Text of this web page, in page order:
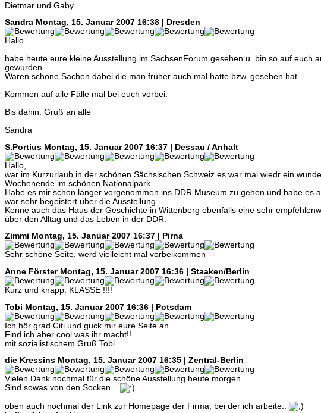
Dietmar und Gaby
Sandra Montag, 15. Januar 2007 16:38 | Dresden
Hallo
habe heute eure kleine Ausstellung im SachsenForum gesehen u. bin so auf euch
gewurden.
Waren schöne Sachen dabei die man früher auch mal hatte bzw. gesehen hat.
Kommen auf alle Fälle mal bei euch vorbei.
Bis dahin. Gruß an alle
Sandra
S.Portius Montag, 15. Januar 2007 16:37 | Dessau / Anhalt
Hallo,
war im Kurzurlaub in der schönen Sächsischen Schweiz es war mal wiedr ein
Wochenende im schönen Nationalpark.
Habe es mir schon länger vorgenommen ins DDR Museum zu gehen und habe es
war sehr begeistert über die Ausstellung.
Kenne auch das Haus der Geschichte in Wittenberg ebenfalls eine sehr
über den Alltag und das Leben in der DDR.
Zimmi Montag, 15. Januar 2007 16:37 | Pirna
Sehr schöne Seite, werd vielleicht mal vorbeikommen
Anne Förster Montag, 15. Januar 2007 16:36 | Staaken/Berlin
Kurz und knapp: KLASSE !!!!
Tobi Montag, 15. Januar 2007 16:36 | Potsdam
Ich hör grad Citi und guck mir eure Seite an.
Find ich aber cool was ihr macht!!
mit sozialistischem Gruß Tobi
die Kressins Montag, 15. Januar 2007 16:35 | Zentral-Berlin
Vielen Dank nochmal für die schöne Ausstellung heute morgen.
Sind sowas von den Socken...
oben auch nochmal der Link zur Homepage der Firma, bei der ich arbeite..